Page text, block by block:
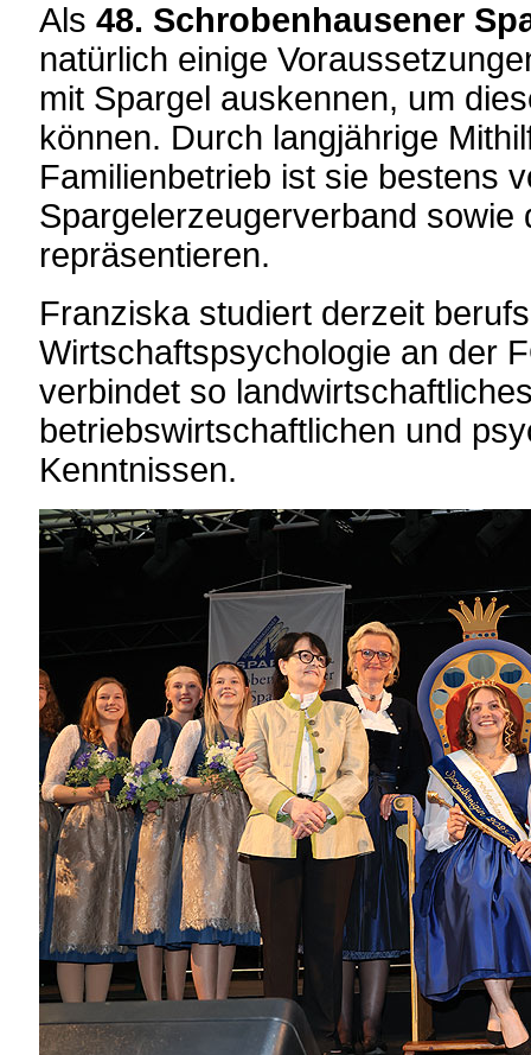
Als 48. Schrobenhausener
natürlich einige
mit Spargel auskennen, um
können. Durch langjährige
Familienbetrieb ist sie bestens
Spargelerzeugerverband sowie
repräsentieren.
Franziska studiert derzeit
Wirtschaftspsychologie an der
verbindet so
betriebswirtschaftlichen und
Kenntnissen.